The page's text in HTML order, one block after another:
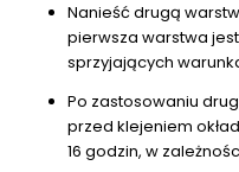
Nanieść drugą
pierwsza warstwa
sprzyjających
Po zastosowaniu
przed klejeniem
16 godzin, w